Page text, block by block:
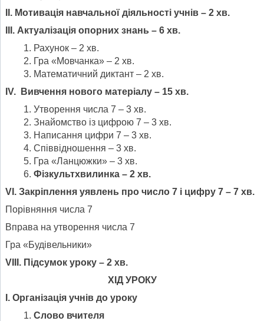
ІІ. Мотивація навчальної діяльності учнів – 2 хв.
ІІІ. Актуалізація опорних знань – 6 хв.
Рахунок – 2 хв.
Гра «Мовчанка» – 2 хв.
Математичний диктант – 2 хв.
ІV. Вивчення нового матеріалу – 15 хв.
Утворення числа 7 – 3 хв.
Знайомство із цифрою 7 – 3 хв.
Написання цифри 7 – 3 хв.
Співвідношення – 3 хв.
Гра «Ланцюжки» – 3 хв.
Фізкультхвилинка – 2 хв.
VІ. Закріплення уявлень про число 7 і цифру 7 – 7 хв.
Порівняння числа 7
Вправа на утворення числа 7
Гра «Будівельники»
VІІІ. Підсумок уроку – 2 хв.
Х Д УРОКУ
І. Організація учнів до уроку
Слово вчителя